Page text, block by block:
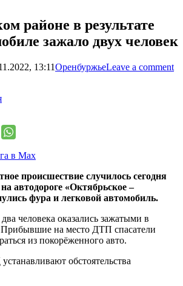
районе в результате
зажало двух человек
13:11ОренбуржьеLeave a comment
происшествие случилось сегодня
автодороге «Октябрьское –
фура и легковой автомобиль.
человека оказались зажатыми в
Прибывшие на место ДТП спасатели
из покорёженного авто.
обстоятельства